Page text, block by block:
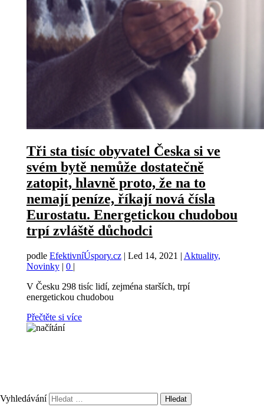
Tři sta tisíc obyvatel Česka si ve
svém bytě nemůže dostatečně
zatopit, hlavně proto, že na to
nemají peníze, říkají nová čísla
Eurostatu. Energetickou chudobou
trpí zvláště důchodci
podle EfektivníÚspory.cz| Led 14, 2021 | Aktuality,
Novinky| 0 |
V Česku 298 tisíc lidí, zejména starších, trpí
energetickou chudobou
Přečtěte si více
Vyhledávání